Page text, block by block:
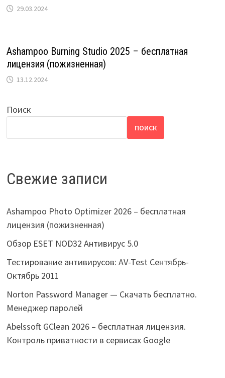
29.03.2024
Ashampoo Burning Studio 2025 – бесплатная
лицензия (пожизненная)
13.12.2024
Поиск
ПОИСК
Свежие записи
Ashampoo Photo Optimizer 2026 – бесплатная
лицензия (пожизненная)
Обзор ESET NOD32 Антивирус 5.0
Тестирование антивирусов: AV-Test Сентябрь-
Октябрь 2011
Norton Password Manager — Скачать бесплатно.
Менеджер паролей
Abelssoft GClean 2026 – бесплатная лицензия.
Контроль приватности в сервисах Google